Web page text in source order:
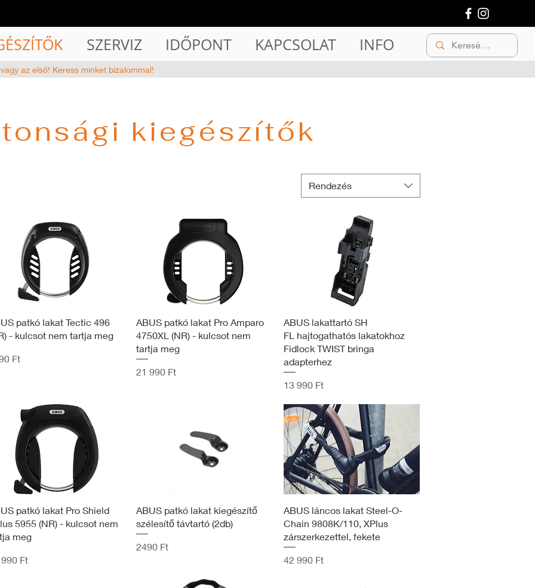
SZERVIZ IDŐPONT KAPCSOLAT INFO
az első! Keress minket bizalommal!
kiegészítők
Rendezés
patkó lakat Tectic 496
- kulcsot nem tartja meg
Ft
ABUS patkó lakat Pro Amparo
4750XL (NR) - kulcsot nem
tartja meg
Ár
21 990 Ft
ABUS lakattartó SH
FL hajtogathatós lakatokhoz
Fidlock TWIST bringa
adapterhez
Ár
13 990 Ft
patkó lakat Pro Shield
5955 (NR) - kulcsot nem
meg
Ft
ABUS patkó lakat kiegészítő
szélesítő távtartó (2db)
Ár
2490 Ft
ABUS láncos lakat Steel-O-
Chain 9808K/110, XPlus
zárszerkezettel, fekete
Ár
42 990 Ft